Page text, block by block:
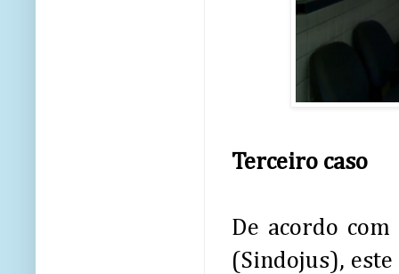
Terceiro caso
De acordo
(Sindojus),